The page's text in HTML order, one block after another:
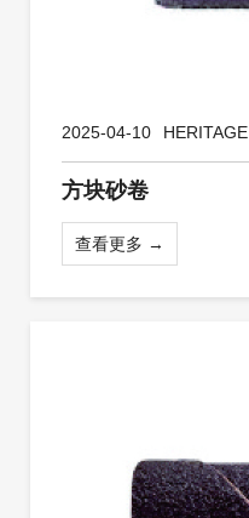
2025-04-10 HERITAGE
方块砂卷
查看更多 →